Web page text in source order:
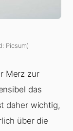
Picsum)
Merz zur
das
daher wichtig,
über die